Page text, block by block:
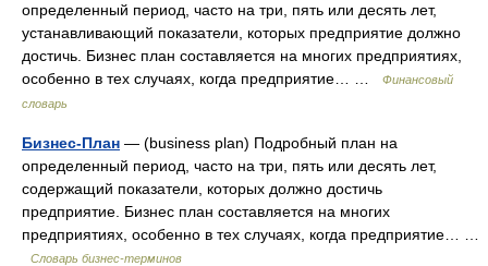
определенный период, часто на три, пять или десять лет,
устанавливающий показатели, которых предприятие должно
достичь. Бизнес план составляется на многих предприятиях,
особенно в тех случаях, когда предприятие… …
Финансовый
словарь
Бизнес-План — (business plan) Подробный план на
определенный период, часто на три, пять или десять лет,
содержащий показатели, которых должно достичь
предприятие. Бизнес план составляется на многих
предприятиях, особенно в тех случаях, когда предприятие… …
Словарь бизнес-терминов